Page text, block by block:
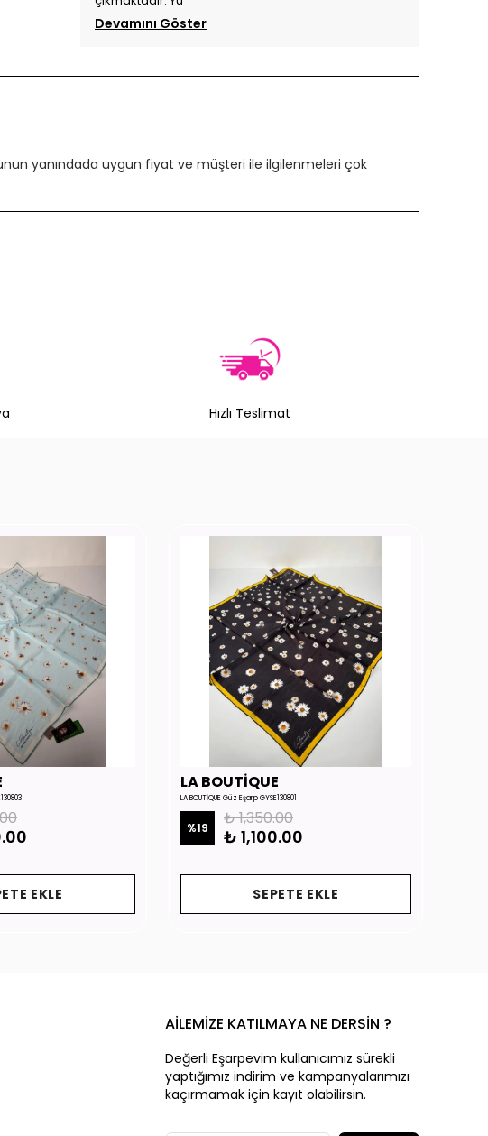
Devamını Göster
yanındada uygun fiyat ve müşteri ile ilgilenmeleri çok
Hızlı Teslimat
EKLE
LA BOUTİQUE
LA BOUTİQUE Güz Eşarp GYSE130801
%19 ₺ 1,350.00
₺ 1,100.00
SEPETE EKLE
AİLEMİZE KATILMAYA NE DERSİN ?
Değerli Eşarpevim kullanıcımız sürekli
yaptığımız indirim ve kampanyalarımızı
kaçırmamak için kayıt olabilirsin.